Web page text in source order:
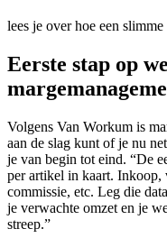
lees je over hoe een
Eerste stap op
Volgens Van Workum is
aan de slag kunt of je nu
je van begin tot eind. “De
per artikel in kaart. Inkoop,
commissie, etc. Leg die
je verwachte omzet en je
streep.”